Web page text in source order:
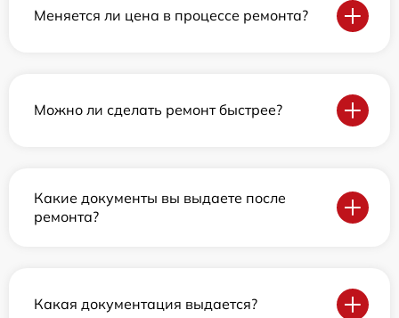
Меняется ли цена в процессе ремонта?
Можно ли сделать ремонт быстрее?
Какие документы вы выдаете после
ремонта?
Какая документация выдается?